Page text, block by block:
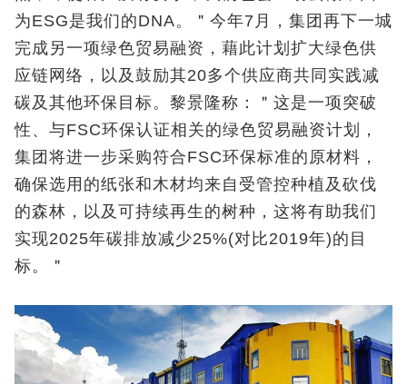
为ESG是我们的DNA。＂今年7月，集团再下一城
完成另一项绿色贸易融资，藉此计划扩大绿色供
应链网络，以及鼓励其20多个供应商共同实践减
碳及其他环保目标。黎景隆称：＂这是一项突破
性、与FSC环保认证相关的绿色贸易融资计划，
集团将进一步采购符合FSC环保标准的原材料，
确保选用的纸张和木材均来自受管控种植及砍伐
的森林，以及可持续再生的树种，这将有助我们
实现2025年碳排放减少25%(对比2019年)的目
标。＂